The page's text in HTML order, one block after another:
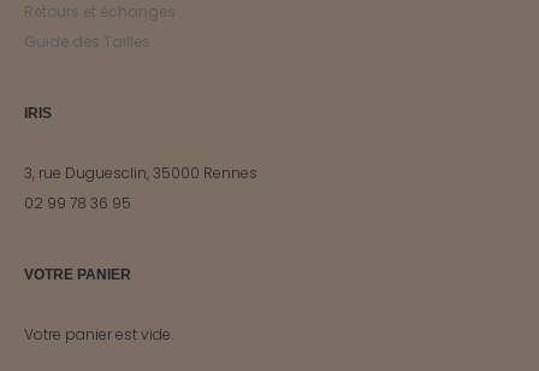
Retours et échanges
Guide des Tailles
IRIS
3, rue Duguesclin, 35000 Rennes
02 99 78 36 95
VOTRE PANIER
Votre panier est vide.